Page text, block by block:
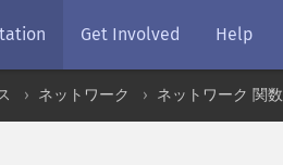
Get Involved Help
ネットワーク ネットワーク 関数